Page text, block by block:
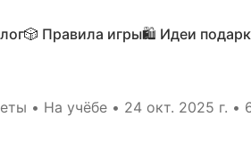
🎲 Правила игры🛍️ Идеи
• На учёбе • 24 окт. 2025 г. •